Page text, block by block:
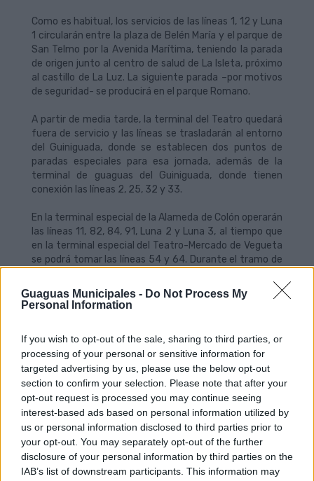
Guaguas Municipales - Do Not Process My
Personal Information
If you wish to opt-out of the sale, sharing to third parties, or
processing of your personal or sensitive information for
targeted advertising by us, please use the below opt-out
section to confirm your selection. Please note that after your
opt-out request is processed you may continue seeing
interest-based ads based on personal information utilized by
us or personal information disclosed to third parties prior to
your opt-out. You may separately opt-out of the further
disclosure of your personal information by third parties on the
IAB’s list of downstream participants. This information may
Como es habitual, los servicios de las líneas 1, 12 y Luna
1 circularán entre la plaza de Belén María y el parque de
San Telmo por la Avenida Marítima, teniendo la parada
de origen junto al centro de salud de La Isleta, próximo
al castillo de La Luz. La siguiente parada –por motivos
de seguridad- se producirá en el parque Romano.
A partir de media tarde, la terminal del Teatro quedará
fuera de servicio y las líneas se trasladarán al entorno
del Guiniguada, donde se establecen dos puntos de
paradas especiales para esa jornada, además de la
terminal de guaguas del Guiniguada, donde tienen
conexión las líneas 2, 25, 32 y 33.
En la terminal especial de la Alameda de Colón operarán
las líneas 11, 82, 84, 91, Luna 2 y Luna 3, al tiempo que
en la terminal especial del Teatro-Mercado de Vegueta
se podrá tomar las líneas 54 y 64. Durante el tramo de
de la parada referencia en la calle Bernardino Correa
Viera, frente al centro de salud de Triana, mientras que
Para el Entierro de la Sardina y Cabalgata Infantil,
actos previstos para el domingo 1 de marzo, Guaguas
Municipales aplicará un plan de desvíos desde primera
hora de la tarde hasta la finalización de la quema de la
Sardina en la Playa de Las Canteras, al tiempo que
reforzará las líneas de conexión con las áreas del
Puerto y Santa Catalina.
Servicios especiales para eventos nocturnos